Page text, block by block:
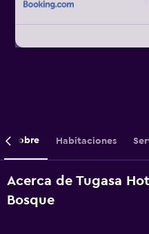
Sobre Habitaciones
Acerca de Tugasa
Bosque